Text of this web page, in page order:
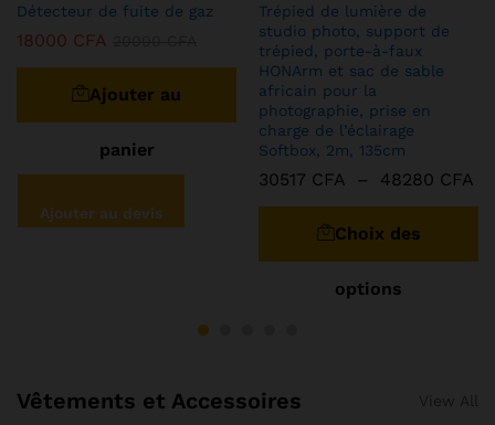
Détecteur de fuite de gaz
18000 CFA
Ajouter au
panier
Ajouter au devis
Trépied de lumière de
studio photo, support de
trépied, porte-à-faux
HONArm et sac de sable
africain pour la
photographie, prise en
charge de l’éclairage
Softbox, 2m, 135cm
30517 CFA – 48280 CFA
Choix des
options
Vêtements et Accessoires